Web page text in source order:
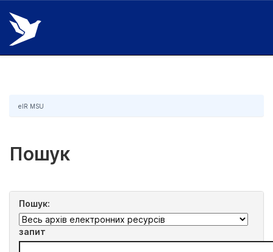
Skip
navigation
eIR MSU
Пошук
Пошук:
запит